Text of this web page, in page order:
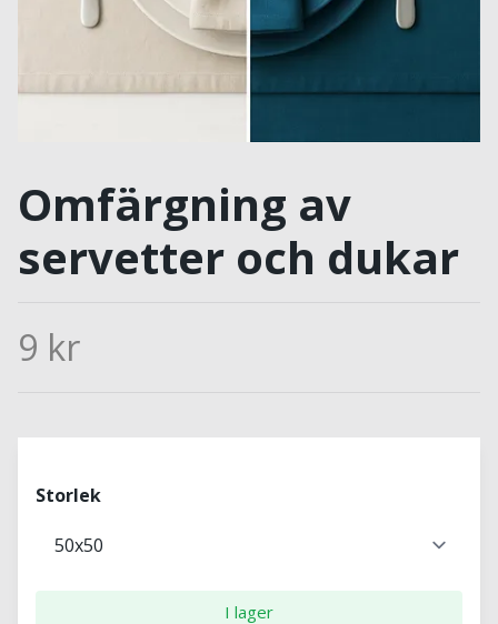
Omfärgning av
servetter och dukar
9 kr
Storlek
I lager